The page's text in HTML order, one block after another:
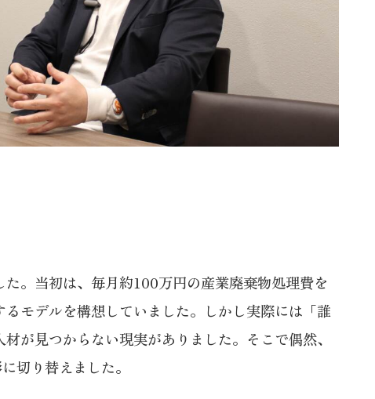
。当初は、毎月約100万円の産業廃棄物処理費を
モデルを構想していました。しかし実際には「誰
が見つからない現実がありました。そこで偶然、
切り替えました。